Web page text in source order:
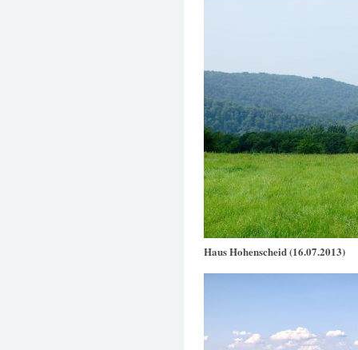
Haus Hohenscheid (16.07.2013)